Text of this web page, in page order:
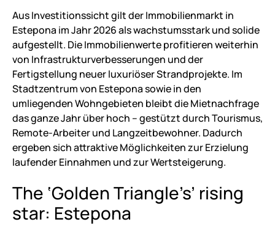
Aus Investitionssicht gilt der Immobilienmarkt in
Estepona im Jahr 2026 als wachstumsstark und solide
aufgestellt. Die Immobilienwerte profitieren weiterhin
von Infrastrukturverbesserungen und der
Fertigstellung neuer luxuriöser Strandprojekte. Im
Stadtzentrum von Estepona sowie in den
umliegenden Wohngebieten bleibt die Mietnachfrage
das ganze Jahr über hoch – gestützt durch Tourismus,
Remote-Arbeiter und Langzeitbewohner. Dadurch
ergeben sich attraktive Möglichkeiten zur Erzielung
laufender Einnahmen und zur Wertsteigerung.
The ‘Golden Triangle’s’ rising
star: Estepona